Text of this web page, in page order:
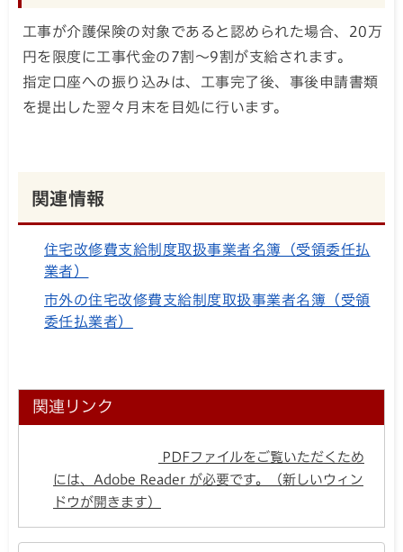
工事が介護保険の対象であると認められた場合、20万
円を限度に工事代金の7割～9割が支給されます。
指定口座への振り込みは、工事完了後、事後申請書類
を提出した翌々月末を目処に行います。
関連情報
住宅改修費支給制度取扱事業者名簿（受領委任払
業者）
市外の住宅改修費支給制度取扱事業者名簿（受領
委任払業者）
関連リンク
PDFファイルをご覧いただくため
には、Adobe Reader が必要です。（新しいウィン
ドウが開きます）